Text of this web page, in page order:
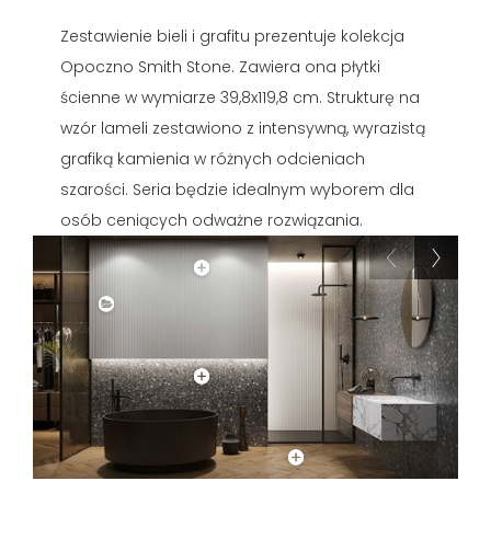
Zestawienie bieli i grafitu prezentuje kolekcja
Opoczno Smith Stone. Zawiera ona płytki
ścienne w wymiarze 39,8x119,8 cm. Strukturę na
wzór lameli zestawiono z intensywną, wyrazistą
grafiką kamienia w różnych odcieniach
szarości. Seria będzie idealnym wyborem dla
osób ceniących odważne rozwiązania.